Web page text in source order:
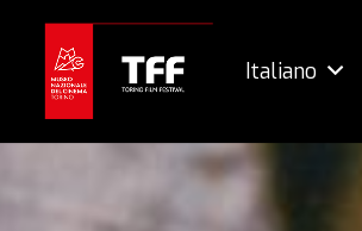
Italiano